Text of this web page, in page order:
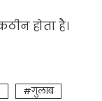
होता है।
गुलाब